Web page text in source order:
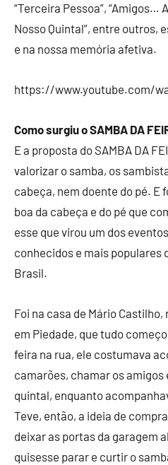
“Terceira Pessoa”, “Amigos…
Nosso Quintal”, entre outros,
e na nossa memória afetiva.
https://www.youtube.com/
Como surgiu o SAMBA DA
E a proposta do SAMBA DA
valorizar o samba, os
cabeça, nem doente do pé. E
boa da cabeça e do pé que
esse que virou um dos
conhecidos e mais populares
Brasil.
Foi na casa de Mário
em Piedade, que tudo
feira na rua, ele costumava
camarões, chamar os amigos
quintal, enquanto
Teve, então, a ideia de
deixar as portas da garagem
quisesse parar e curtir o